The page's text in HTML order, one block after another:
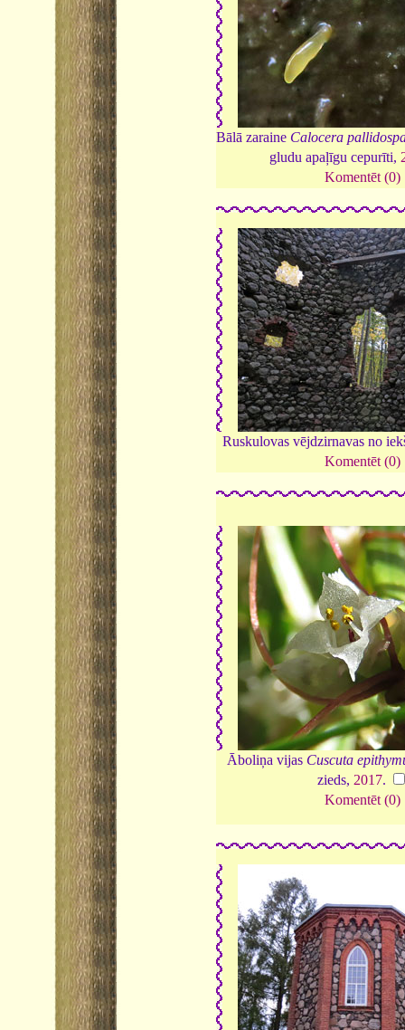
Bālā zaraine Calocera
gludu apaļīgu cepurīti,
Komentēt (0)
Ruskulovas vējdzirnavas no
Komentēt (0)
Āboliņa vijas Cuscuta
zieds, 2017.
Komentēt (0)